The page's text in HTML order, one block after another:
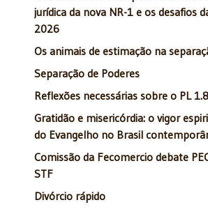
jurídica da nova NR-1 e os desafios
2026
Os animais de estimação na
Separação de Poderes
Reflexões necessárias sobre o PL
Gratidão e misericórdia: o vigor
do Evangelho no Brasil
Comissão da Fecomercio debate
STF
Divórcio rápido